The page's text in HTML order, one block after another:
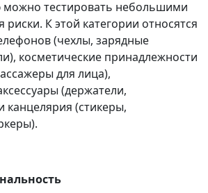
можно тестировать небольшими
риски. К этой категории относятся
(чехлы, зарядные
косметические принадлежности
для лица),
(держатели,
канцелярия (стикеры,